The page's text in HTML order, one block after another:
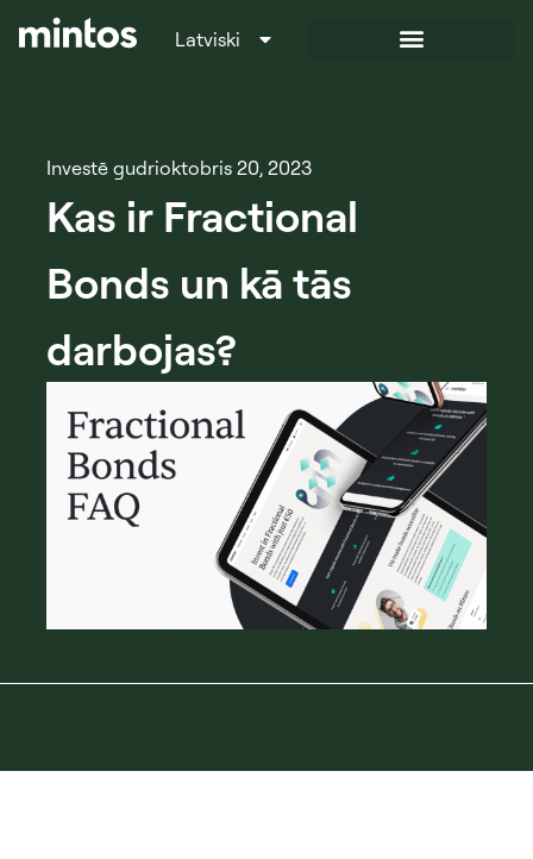
Latviski
Italiano
Investē gudrioktobris 20, 2023
Kas ir Fractional
Bonds un kā tās
darbojas?